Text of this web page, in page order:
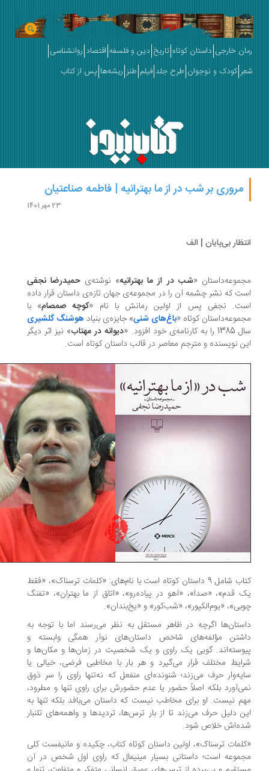
خارجی داستان کوتاه تاریخ دین و فلسفه اقتصاد روانشناسی
کودک و نوجوان طرح جلد فیلم طنز ریشه‌ها پس از کتاب
مروری بر شب در از ما بهترانیه | فاطمه صناعتیان
بی‌پایان | الف
«شب در از ما بهترانیه» نوشته‌یحمیدرضا نجفی
که نشر چشمه آن را در مجموعه‌ی جهان تازه‌ی داستان قرار داده
نجفی پس از اولین رمانش با نام « کوچه صمصام» با
کوتاه « باغ‌های شنی» جایزه‌ی بنیادهوشنگ گلشیری
دیوانه در مهتاب» نیز اثر دیگر
نویسنده و مترجم معاصر در قالب داستان کوتاه است.
کتاب شامل 9 داستان کوتاه است با نام‌های: «کلمات ترسناک»، «فقط
قدم»، «صدا»، «آهو در پیاده‌رو»، «اتاق از ما بهتران»، «تفنگ
«یوم‌الکپور»، «شب‌کور» و «یخ‌بندان».
اگرچه در ظاهر مستقل به نظر می‌رسند اما با توجه به
مؤلفه‌های شاخص داستان‌های نوآر همگی وابسته و
گویی یک راوی و یک شخصیت در زمان‌ها و مکان‌ها و
مختلف قرار می‌گیرد و هر بار با مخاطبی فرضی، خیالی یا
حرف می‌زند؛ شنونده‌ای منفعل که نه‌تنها راوی را سر ذوق
بلکه اصلاً حضور یا عدم حضورش برای راویِ تنها و مطرود،
نیست. او برای مخاطب نیست که داستان می‌بافد بلکه تنها به
دلیل حرف می‌زند تا از بار ترس‌ها، تردید‌ها و واهمه‌های تلنبار
خلاص شود.
ترسناک»، اولین داستان کوتاه کتاب، چکیده و مانیفست کلی
است؛ داستانی بسیار مینیمال که راوی اول شخص در آن